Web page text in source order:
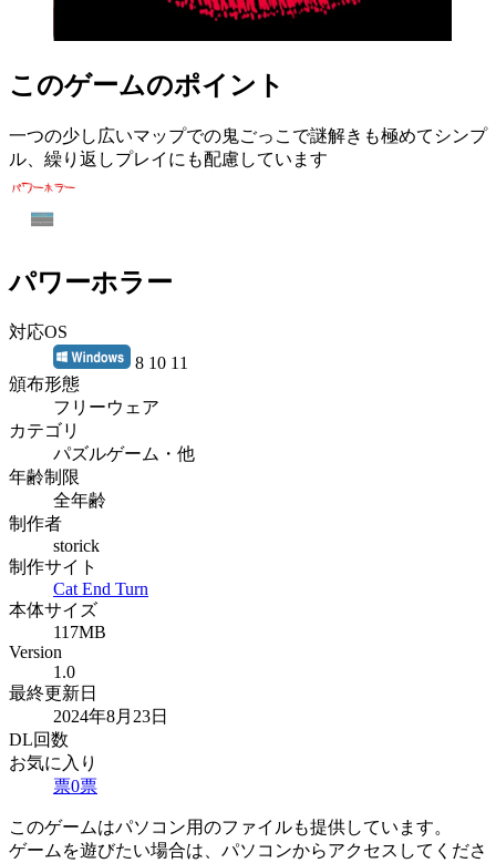
このゲームのポイント
一つの少し広いマップでの鬼ごっこで謎解きも極めてシンプ
ル、繰り返しプレイにも配慮しています
パワーホラー
対応OS
8 10 11
頒布形態
フリーウェア
カテゴリ
パズルゲーム・他
年齢制限
全年齢
制作者
storick
制作サイト
Cat End Turn
本体サイズ
117MB
Version
1.0
最終更新日
2024年8月23日
DL回数
お気に入り
票0票
このゲームはパソコン用のファイルも提供しています。
ゲームを遊びたい場合は、パソコンからアクセスしてくださ